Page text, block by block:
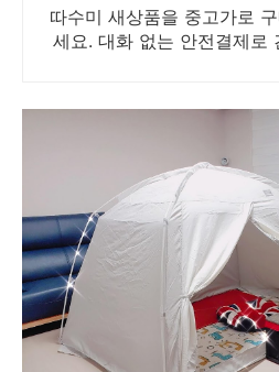
최대 브랜드 중고거래
따수미 새상품을 중고가로
세요. 대화 없는 안전결제로
의 신규 상품 업로드